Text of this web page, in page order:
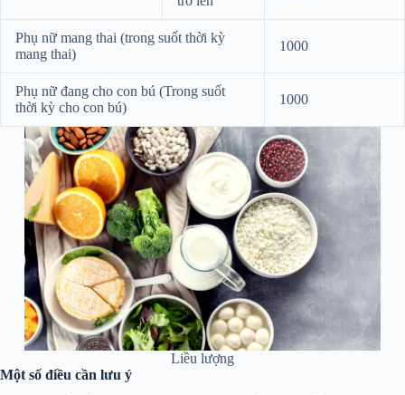
Phụ nữ mang thai (trong suốt thời kỳ
mang thai)
1000
Phụ nữ đang cho con bú (Trong suốt
thời kỳ cho con bú)
1000
Liều lượng
Một số điều cần lưu ý